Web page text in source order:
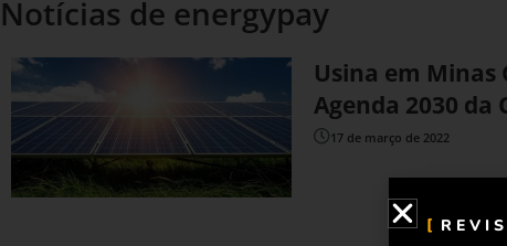
Notícias de energypay
Usina em
Agenda 2030 da
17 de março de 2022